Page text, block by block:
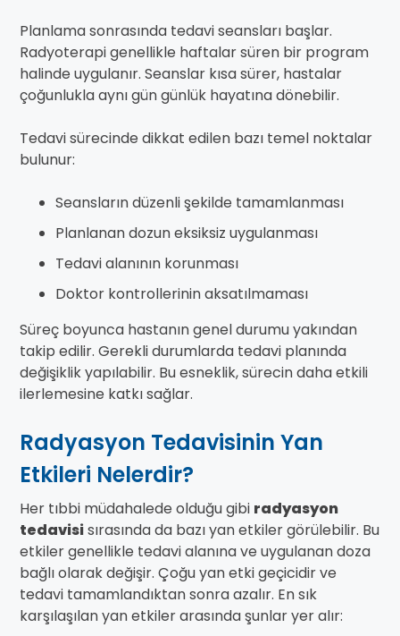
Planlama sonrasında tedavi seansları başlar.
Radyoterapi genellikle haftalar süren bir program
halinde uygulanır. Seanslar kısa sürer, hastalar
çoğunlukla aynı gün günlük hayatına dönebilir.
Tedavi sürecinde dikkat edilen bazı temel noktalar
bulunur:
Seansların düzenli şekilde tamamlanması
Planlanan dozun eksiksiz uygulanması
Tedavi alanının korunması
Doktor kontrollerinin aksatılmaması
Süreç boyunca hastanın genel durumu yakından
takip edilir. Gerekli durumlarda tedavi planında
değişiklik yapılabilir. Bu esneklik, sürecin daha etkili
ilerlemesine katkı sağlar.
Radyasyon Tedavisinin Yan
Etkileri Nelerdir?
Her tıbbi müdahalede olduğu gibi radyasyon
tedavisisırasında da bazı yan etkiler görülebilir. Bu
etkiler genellikle tedavi alanına ve uygulanan doza
bağlı olarak değişir. Çoğu yan etki geçicidir ve
tedavi tamamlandıktan sonra azalır. En sık
karşılaşılan yan etkiler arasında şunlar yer alır: